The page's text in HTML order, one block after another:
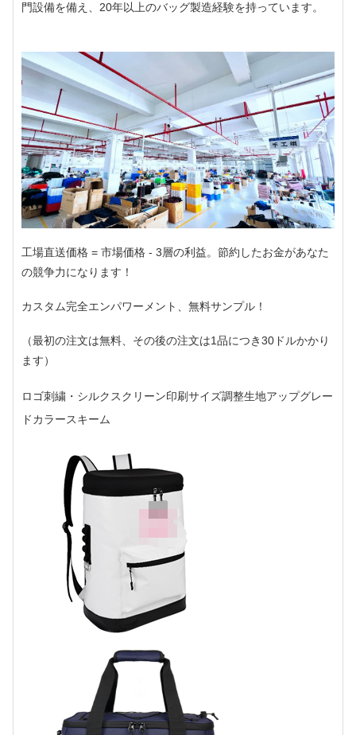
門設備を備え、20年以上のバッグ製造経験を持っています。
工場直送価格 = 市場価格 - 3層の利益。節約したお金があなた
の競争力になります！
カスタム完全エンパワーメント、無料サンプル！
（最初の注文は無料、その後の注文は1品につき30ドルかかり
ます）
ロゴ刺繍・シルクスクリーン印刷サイズ調整生地アップグレー
ドカラースキーム